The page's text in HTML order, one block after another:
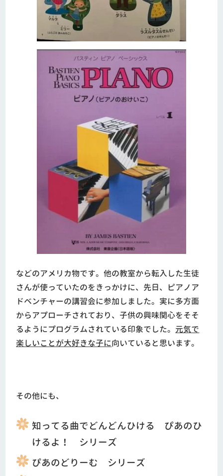
などのアメリカ物です。他の教室から転入した生徒
さんが使っていたのをきっかけに、先日、ピアノア
ドベンチャーの講習会に参加しました。実に多方面
からアプローチされており、子供の興味関心をそそ
るようにプログラムされている印象でした。 元気で
楽しいことが大好きな子に向いていると思います。
その他にも、
知ってる曲でどんどんひける ぴあのひ
けるよ！ シリーズ
ぴあのどりーむ シリーズ